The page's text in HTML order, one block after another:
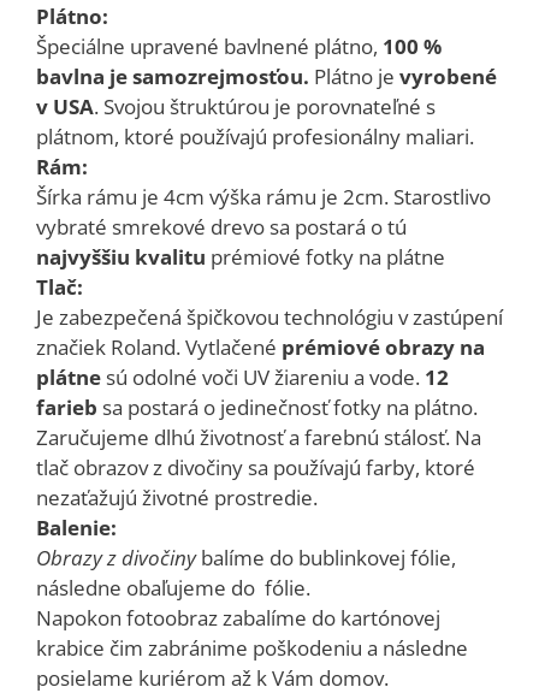
Plátno:
Špeciálne upravené bavlnené plátno, 100 %
bavlna je samozrejmosťou. Plátno je vyrobené
v USA. Svojou štruktúrou je porovnateľné s
plátnom, ktoré používajú profesionálny maliari.
Rám:
Šírka rámu je 4cm výška rámu je 2cm. Starostlivo
vybraté smrekové drevo sa postará o tú
najvyššiu kvalitu prémiové fotky na plátne
Tlač:
Je zabezpečená špičkovou technológiu v zastúpení
značiek Roland. Vytlačené prémiové obrazy na
plátne sú odolné voči UV žiareniu a vode. 12
farieb sa postará o jedinečnosť fotky na plátno.
Zaručujeme dlhú životnosť a farebnú stálosť. Na
tlač obrazov z divočiny sa používajú farby, ktoré
nezaťažujú životné prostredie.
Balenie:
Obrazy z divočinybalíme do bublinkovej fólie,
následne obaľujeme do fólie.
Napokon fotoobraz zabalíme do kartónovej
krabice čim zabránime poškodeniu a následne
posielame kuriérom až k Vám domov.